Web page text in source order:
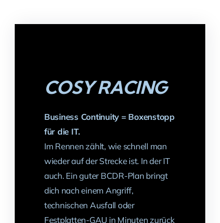
COSY RACING
Business Continuity = Boxenstopp
für die IT.
Im Rennen zählt, wie schnell man
wieder auf der Strecke ist. In der IT
auch. Ein guter BCDR-Plan bringt
dich nach einem Angriff,
technischen Ausfall oder
Festplatten-GAU in Minuten zurück